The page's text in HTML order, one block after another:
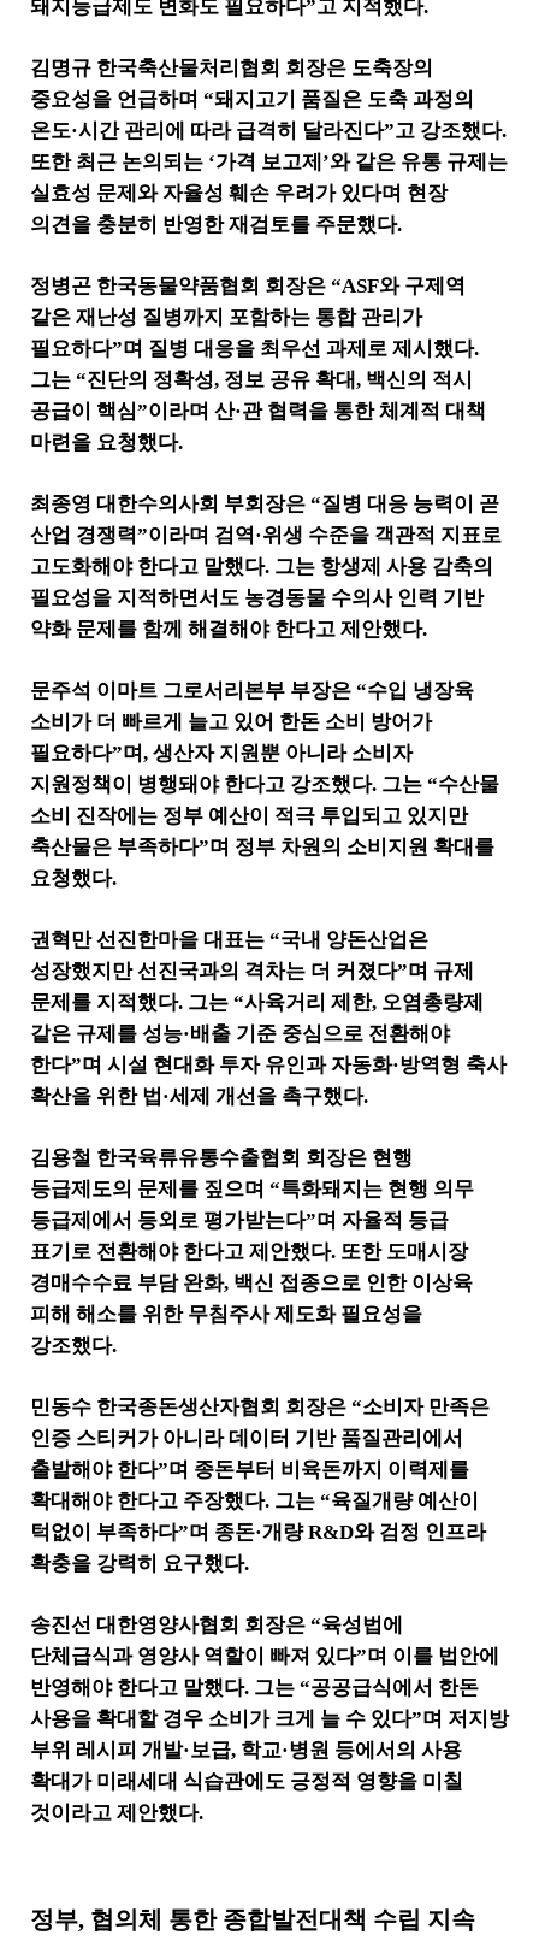
돼지등급제도 변화도 필요하다”고 지적했다.
김명규 한국축산물처리협회 회장은 도축장의
중요성을 언급하며 “돼지고기 품질은 도축 과정의
온도·시간 관리에 따라 급격히 달라진다”고 강조했다.
또한 최근 논의되는 ‘가격 보고제 ’와 같은 유통 규제는
실효성 문제와 자율성 훼손 우려가 있다며 현장
의견을 충분히 반영한 재검토를 주문했다.
정병곤 한국동물약품협회 회장은 “ASF와 구제역
같은 재난성 질병까지 포함하는 통합 관리가
필요하다”며 질병 대응을 최우선 과제로 제시했다.
그는 “진단의 정확성, 정보 공유 확대, 백신의 적시
공급이 핵심”이라며 산·관 협력을 통한 체계적 대책
마련을 요청했다.
최종영 대한수의사회 부회장은 “질병 대응 능력이 곧
산업 경쟁력”이라며 검역 ·위생 수준을 객관적 지표로
고도화해야 한다고 말했다. 그는 항생제 사용 감축의
필요성을 지적하면서도 농경동물 수의사 인력 기반
약화 문제를 함께 해결해야 한다고 제안했다.
문주석 이마트 그로서리본부 부장은 “수입 냉장육
소비가 더 빠르게 늘고 있어 한돈 소비 방어가
필요하다”며, 생산자 지원뿐 아니라 소비자
지원정책이 병행돼야 한다고 강조했다. 그는 “수산물
소비 진작에는 정부 예산이 적극 투입되고 있지만
축산물은 부족하다”며 정부 차원의 소비지원 확대를
요청했다.
권혁만 선진한마을 대표는 “국내 양돈산업은
성장했지만 선진국과의 격차는 더 커졌다”며 규제
문제를 지적했다. 그는 “사육거리 제한, 오염총량제
같은 규제를 성능·배출 기준 중심으로 전환해야
한다”며 시설 현대화 투자 유인과 자동화·방역형 축사
확산을 위한 법 ·세제 개선을 촉구했다.
김용철 한국육류유통수출협회 회장은 현행
등급제도의 문제를 짚으며 “특화돼지는 현행 의무
등급제에서 등외로 평가받는다”며 자율적 등급
표기로 전환해야 한다고 제안했다. 또한 도매시장
경매수수료 부담 완화, 백신 접종으로 인한 이상육
피해 해소를 위한 무침주사 제도화 필요성을
강조했다.
민동수 한국종돈생산자협회 회장은 “소비자 만족은
인증 스티커가 아니라 데이터 기반 품질관리에서
출발해야 한다”며 종돈부터 비육돈까지 이력제를
확대해야 한다고 주장했다. 그는 “육질개량 예산이
턱없이 부족하다”며 종돈·개량R&D와 검정 인프라
확충을 강력히 요구했다.
송진선 대한영양사협회 회장은 “육성법에
단체급식과 영양사 역할이 빠져 있다”며 이를 법안에
반영해야 한다고 말했다. 그는 “공공급식에서 한돈
사용을 확대할 경우 소비가 크게 늘 수 있다”며 저지방
부위 레시피 개발·보급, 학교·병원 등에서의 사용
확대가 미래세대 식습관에도 긍정적 영향을 미칠
것이라고 제안했다.
정부, 협의체 통한 종합발전대책 수립 지속